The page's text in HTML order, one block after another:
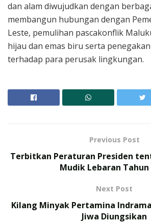
dan alam diwujudkan dengan
membangun hubungan dengan
Leste, pemulihan pascakonflik
hijau dan emas biru serta
terhadap para perusak lingkungan.
Previous Post
Terbitkan Peraturan Presiden
Mudik Lebaran Tahun
Next Post
Kilang Minyak Pertamina
Jiwa Diungsikan